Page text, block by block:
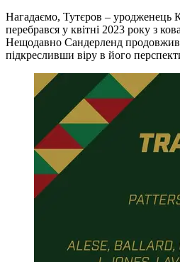
Нагадаємо, Тутєров – уродженець
перебрався у квітні 2023 року з
Нещодавно Сандерленд продовжив
підкресливши віру в його